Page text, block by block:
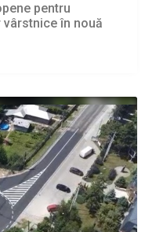
pentru
în nouă